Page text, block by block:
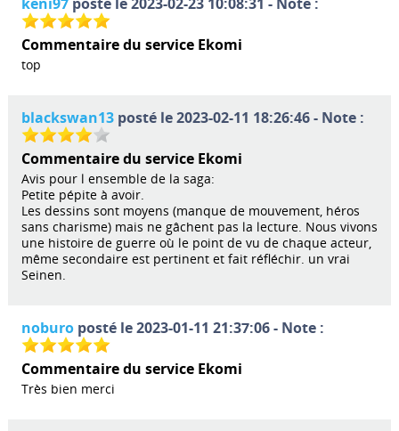
Commentaire du service Ekomi
top
blackswan13posté le 2023-02-11 18:26:46 - Note :
Commentaire du service Ekomi
Avis pour l ensemble de la saga:
Petite pépite à avoir.
Les dessins sont moyens (manque de mouvement, héros
sans charisme) mais ne gâchent pas la lecture. Nous vivons
une histoire de guerre où le point de vu de chaque acteur,
même secondaire est pertinent et fait réfléchir. un vrai
Seinen.
noburoposté le 2023-01-11 21:37:06 - Note :
Commentaire du service Ekomi
Très bien merci